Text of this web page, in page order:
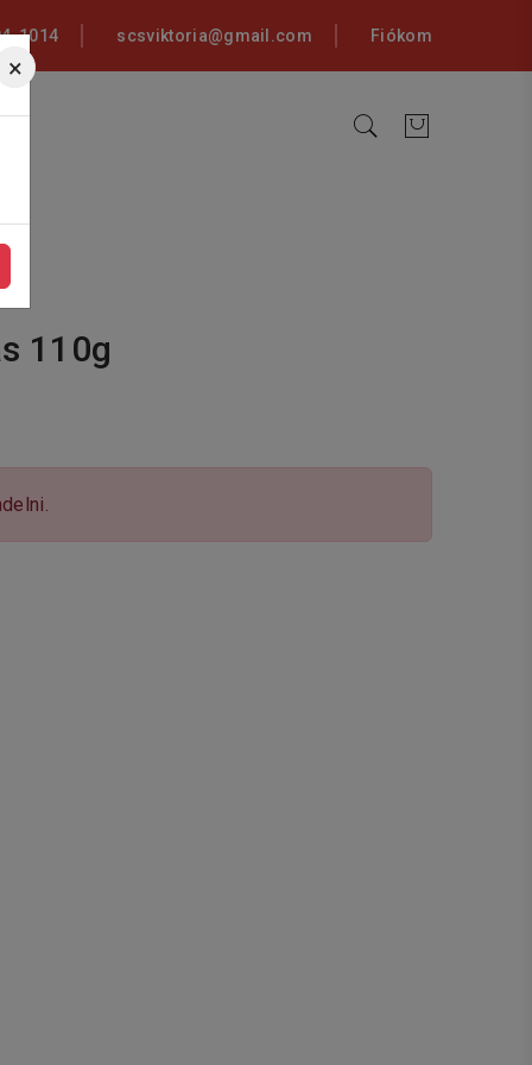
×
1014 scsviktoria@gmail.com Fiókom
110g